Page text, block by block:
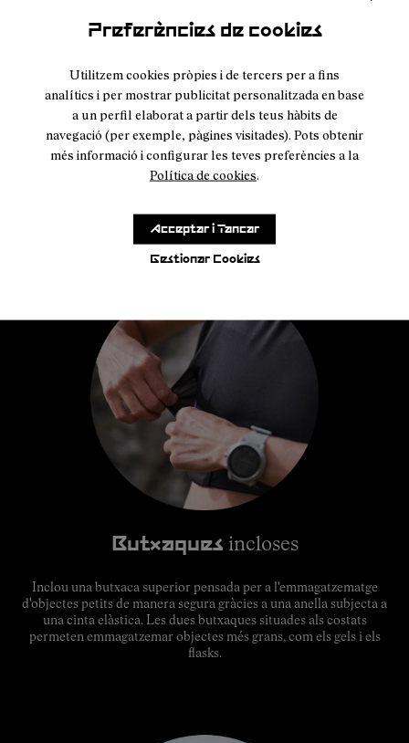
Preferències de cookies
Utilitzem cookies pròpies i de tercers per a fins
analítics i per mostrar publicitat personalitzada en base
a un perfil elaborat a partir dels teus hàbits de
navegació (per exemple, pàgines visitades). Pots obtenir
més informació i configurar les teves preferències a la
Política de cookies.
Gestionar Cookies
Acceptar i Tancar
Butxaques incloses
Inclou una butxaca superior pensada per a l'emmagatzematge
d'objectes petits de manera segura gràcies a una anella subjecta a
una cinta elàstica. Les dues butxaques situades als costats
permeten emmagatzemar objectes més grans, com els gels i els
flasks.